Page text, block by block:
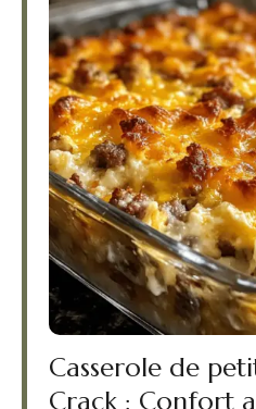
Casserole de
Crack : Confort